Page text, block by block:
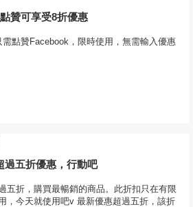
贊可享受8折優惠
需點贊Facebook，限時使用，無需輸入優惠
過五折優惠，行動吧
五折，購買最暢銷的商品。此折扣只在有限
，今天就使用吧v 最新優惠超過五折，該折